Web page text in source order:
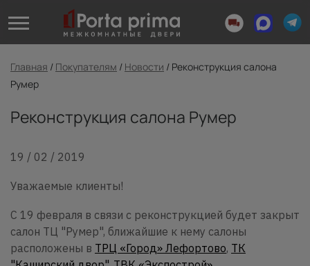
Главная / Покупателям / Новости / Реконструкция салона
Румер
Реконструкция салона Румер
19 / 02 / 2019
Уважаемые клиенты!
С 19 февраля в связи с реконструкцией будет закрыт
салон ТЦ "Румер", ближайшие к нему салоны
расположены в ТРЦ «Город» Лефортово, ТК